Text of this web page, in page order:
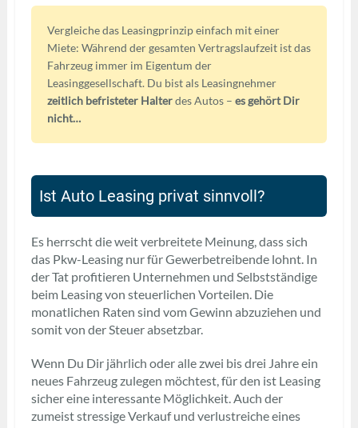
Vergleiche das Leasingprinzip einfach mit einer
Miete: Während der gesamten Vertragslaufzeit ist das
Fahrzeug immer im Eigentum der
Leasinggesellschaft. Du bist als Leasingnehmer
zeitlich befristeter Halterdes Autos – es gehört Dir
nicht…
Ist Auto Leasing privat sinnvoll?
Es herrscht die weit verbreitete Meinung, dass sich
das Pkw-Leasing nur für Gewerbetreibende lohnt. In
der Tat profitieren Unternehmen und Selbstständige
beim Leasing von steuerlichen Vorteilen. Die
monatlichen Raten sind vom Gewinn abzuziehen und
somit von der Steuer absetzbar.
Wenn Du Dir jährlich oder alle zwei bis drei Jahre ein
neues Fahrzeug zulegen möchtest, für den ist Leasing
sicher eine interessante Möglichkeit. Auch der
zumeist stressige Verkauf und verlustreiche eines